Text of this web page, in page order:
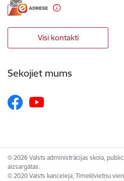
Visi kontakti
Sekojiet mums
© 2026 Valsts administrācijas skola,
aizsargātas.
© 2020 Valsts kanceleja, Tīmekļvietņu